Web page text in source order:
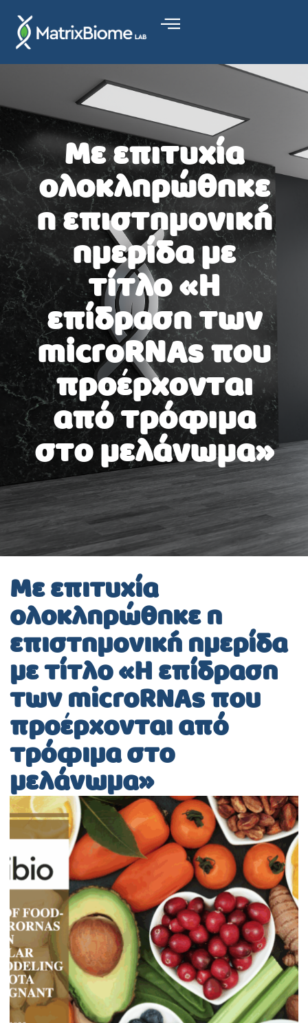
Με επιτυχία
ολοκληρώθηκε
η επιστημονική
ημερίδα με
τίτλο «Η
επίδραση των
microRNAs που
προέρχονται
από τρόφιμα
στο μελάνωμα»
Με επιτυχία
ολοκληρώθηκε η
επιστημονική ημερίδα
με τίτλο «Η επίδραση
των microRNAs που
προέρχονται από
τρόφιμα στο
μελάνωμα»